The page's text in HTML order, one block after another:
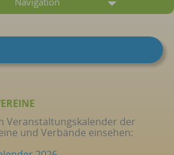
Veranstaltungskalender der
und Verbände einsehen: